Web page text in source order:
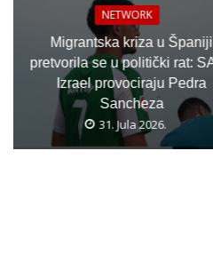
NETWORK
Migrantska kriza u Španiji
pretvorila se u politički rat:
Izrael provociraju Pedra
Sancheza
31. Jula 2026.